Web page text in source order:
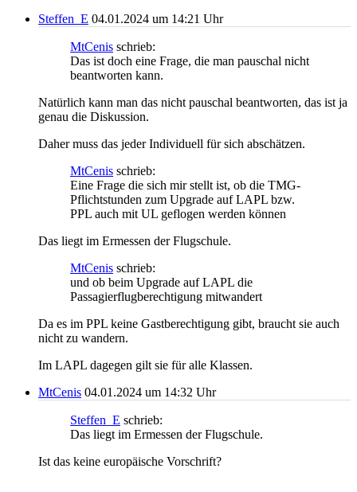
Steffen_E 04.01.2024 um 14:21 Uhr
MtCenis schrieb:
Das ist doch eine Frage, die man pauschal nicht
beantworten kann.
Natürlich kann man das nicht pauschal beantworten, das ist ja
genau die Diskussion.
Daher muss das jeder Individuell für sich abschätzen.
MtCenis schrieb:
Eine Frage die sich mir stellt ist, ob die TMG-
Pflichtstunden zum Upgrade auf LAPL bzw.
PPL auch mit UL geflogen werden können
Das liegt im Ermessen der Flugschule.
MtCenis schrieb:
und ob beim Upgrade auf LAPL die
Passagierflugberechtigung mitwandert
Da es im PPL keine Gastberechtigung gibt, braucht sie auch
nicht zu wandern.
Im LAPL dagegen gilt sie für alle Klassen.
MtCenis 04.01.2024 um 14:32 Uhr
Steffen_E schrieb:
Das liegt im Ermessen der Flugschule.
Ist das keine europäische Vorschrift?